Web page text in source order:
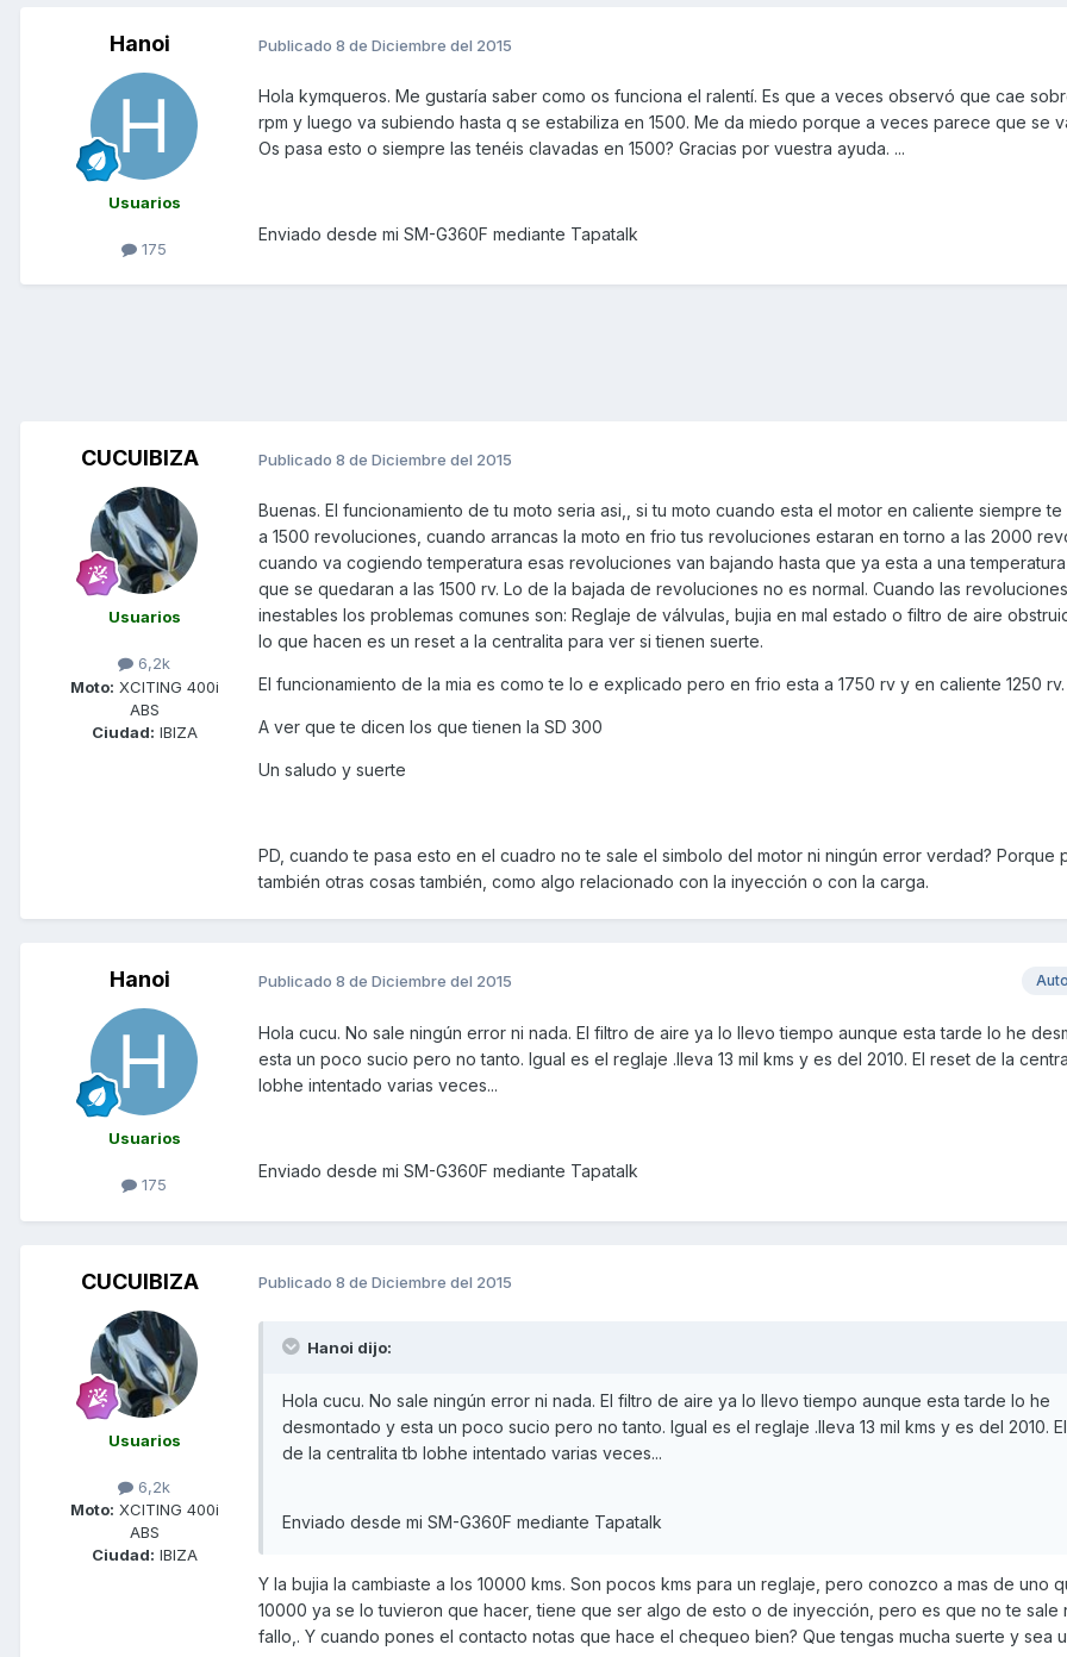
Hanoi
Usuarios
175
Publicado 8 de Diciembre del 2015
Hola kymqueros. Me gustaría saber como os funciona el ralentí. Es que a veces observó que cae
rpm y luego va subiendo hasta q se estabiliza en 1500. Me da miedo porque a veces parece que se
Os pasa esto o siempre las tenéis clavadas en 1500? Gracias por vuestra ayuda. ...
Enviado desde mi SM-G360F mediante Tapatalk
CUCUIBIZA
Usuarios
6,2k
Moto: XCITING 400i
ABS
Ciudad: IBIZA
Publicado 8 de Diciembre del 2015
Buenas. El funcionamiento de tu moto seria asi,, si tu moto cuando esta el motor en caliente siempre
a 1500 revoluciones, cuando arrancas la moto en frio tus revoluciones estaran en torno a las 2000
cuando va cogiendo temperatura esas revoluciones van bajando hasta que ya esta a una
que se quedaran a las 1500 rv. Lo de la bajada de revoluciones no es normal. Cuando las
inestables los problemas comunes son: Reglaje de válvulas, bujia en mal estado o filtro de aire
lo que hacen es un reset a la centralita para ver si tienen suerte.
El funcionamiento de la mia es como te lo e explicado pero en frio esta a 1750 rv y en caliente 1250 rv.
A ver que te dicen los que tienen la SD 300
Un saludo y suerte
PD, cuando te pasa esto en el cuadro no te sale el simbolo del motor ni ningún error verdad? Porque
también otras cosas también, como algo relacionado con la inyección o con la carga.
Hanoi
Usuarios
175
Publicado 8 de Diciembre del 2015
Hola cucu. No sale ningún error ni nada. El filtro de aire ya lo llevo tiempo aunque esta tarde lo he
esta un poco sucio pero no tanto. Igual es el reglaje .lleva 13 mil kms y es del 2010. El reset de la
lobhe intentado varias veces...
Enviado desde mi SM-G360F mediante Tapatalk
CUCUIBIZA
Usuarios
6,2k
Moto: XCITING 400i
ABS
Ciudad: IBIZA
Publicado 8 de Diciembre del 2015
Hanoi dijo:
Hola cucu. No sale ningún error ni nada. El filtro de aire ya lo llevo tiempo aunque esta tarde lo he
desmontado y esta un poco sucio pero no tanto. Igual es el reglaje .lleva 13 mil kms y es del 2010.
de la centralita tb lobhe intentado varias veces...
Enviado desde mi SM-G360F mediante Tapatalk
Y la bujia la cambiaste a los 10000 kms. Son pocos kms para un reglaje, pero conozco a mas de uno
10000 ya se lo tuvieron que hacer, tiene que ser algo de esto o de inyección, pero es que no te sale
fallo,. Y cuando pones el contacto notas que hace el chequeo bien? Que tengas mucha suerte y sea